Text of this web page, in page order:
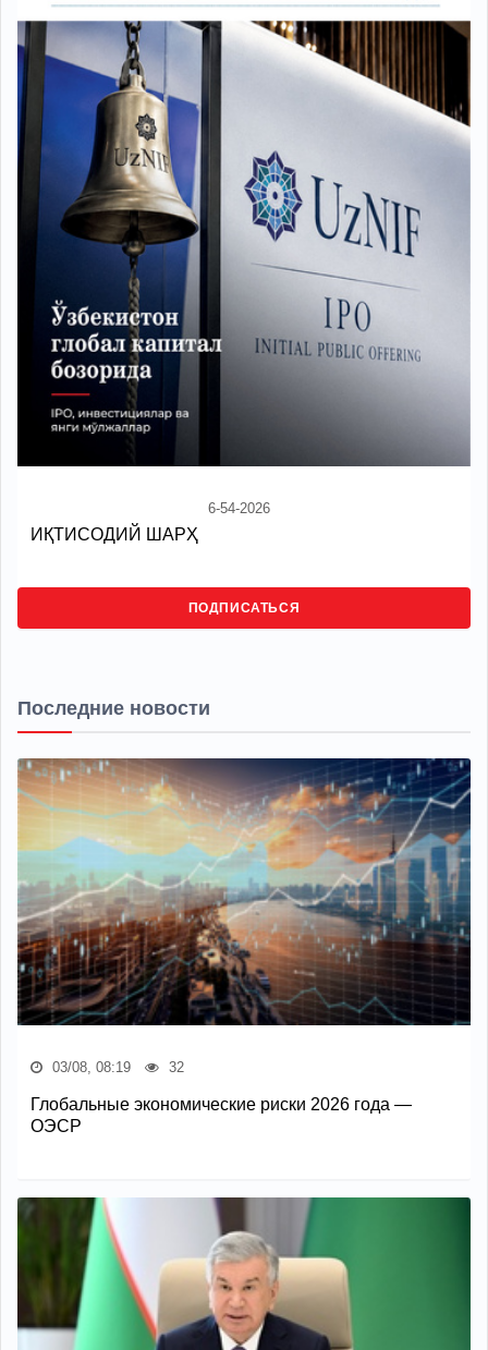
6-54-2026
ИҚТИСОДИЙ ШАРҲ
ПОДПИСАТЬСЯ
Последние новости
03/08, 08:19 32
Глобальные экономические риски 2026 года —
ОЭСР